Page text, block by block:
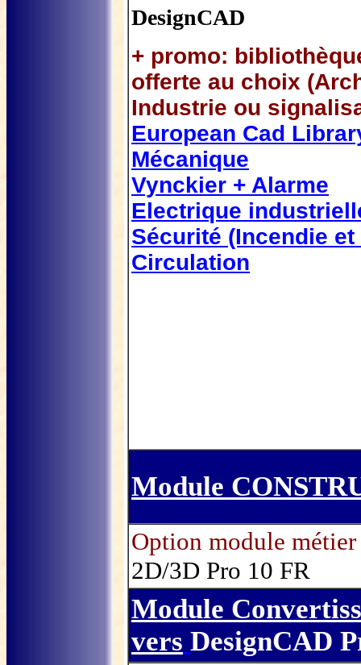
DesignCAD
+ promo:
offerte au choix
Industrie ou
European Cad
Mécanique
Vynckier + Alarme
Electrique
Sécurité (Incendie
Circulation
Module
Option module
2D/3D Pro 10 FR
Module
vers DesignCAD